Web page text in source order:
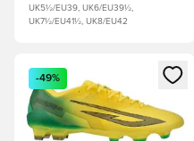
UK5½/EU39, UK6/EU39½,
UK7½/EU41½, UK8/EU42
Megnyit egy modált a
-49%